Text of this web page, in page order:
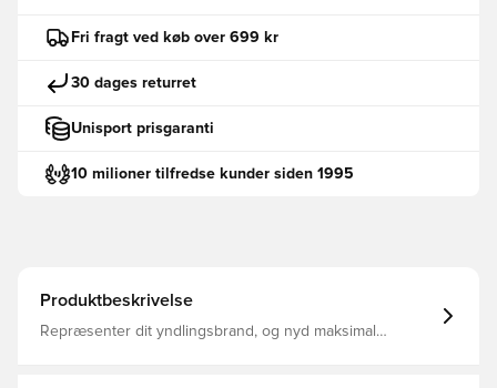
Fri fragt ved køb over 699 kr
30 dages returret
Unisport prisgaranti
10 milioner tilfredse kunder siden 1995
Produktbeskrivelse
Repræsenter dit yndlingsbrand, og nyd maksimal